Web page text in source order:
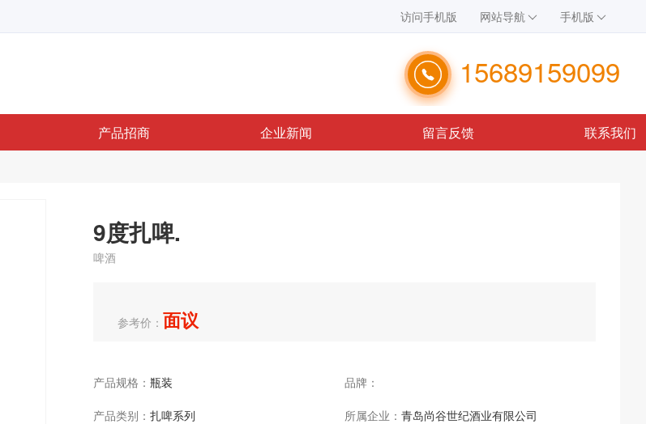
访问手机版 网站导航 手机版
15689159099
产品招商 企业新闻 留言反馈 联系我们
9度扎啤.
啤酒
参考价： 面议
产品规格： 瓶装 品牌：
产品类别： 扎啤系列 所属企业： 青岛尚谷世纪酒业有限公司